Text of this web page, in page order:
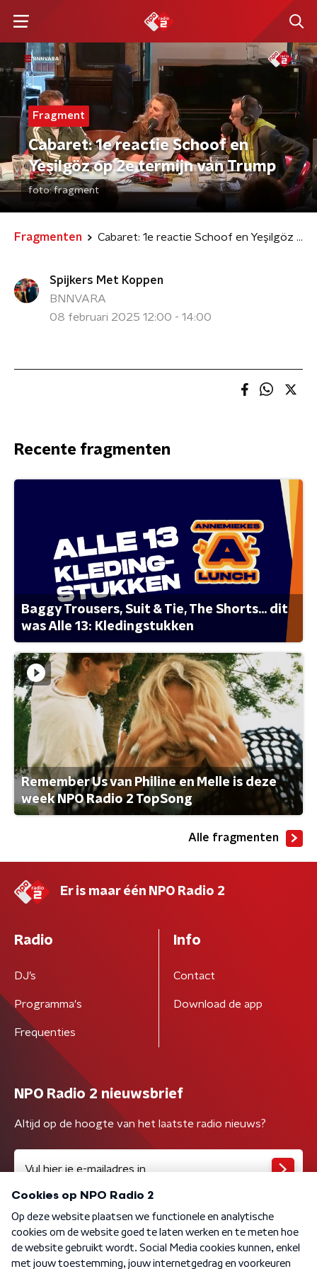
Fragment
Cabaret: 1e reactie Schoof en
Yeşilgöz op 2e termijn van Trump
foto:fragment
Fragmenten Cabaret: 1e reactie Schoof en Yeşilgöz op 2e termijn van Trump
Spijkers Met Koppen
BNNVARA
08 februari 2025 12:00 - 14:00
Recente fragmenten
Baggy Trousers, Suit & Tie, The Shorts... dit
was Alle 13: Kledingstukken
Remember Us van Philine en Melle is deze
week NPO Radio 2 TopSong
Alle fragmenten
Er is maar één NPO Radio 2
Radio
DJ’s
Programma's
Frequenties
Info
Contact
Download de app
NPO Radio 2 nieuwsbrief
Altijd op de hoogte van het laatste radio nieuws?
Algemene voorwaarden